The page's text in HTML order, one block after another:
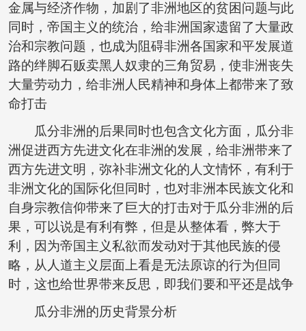
金属与经济作物，加剧了非洲地区的贫困问题与此
同时，帝国主义的统治，给非洲国家遗留了大量政
治和宗教问题，也成为阻碍非洲各国家和平发展道
路的绊脚石贩卖黑人奴隶的三角贸易，使非洲丧失
大量劳动力，给非洲人民精神和身体上都带来了致
命打击
瓜分非洲的后果同时也包含文化方面，瓜分非
洲促进西方先进文化在非洲的发展，给非洲带来了
西方先进文明，弥补非洲文化的人文情怀，有利于
非洲文化的国际化但同时，也对非洲本民族文化和
自身宗教信仰带来了巨大的打击对于瓜分非洲的后
果，可以说是有利有弊，但是从整体看，弊大于
利，因为帝国主义私欲而发动对于其他民族的侵
略，从人道主义层面上看是无法原谅的行为但同
时，这也给世界带来反思，即我们要和平还是战争
瓜分非洲的历史背景分析